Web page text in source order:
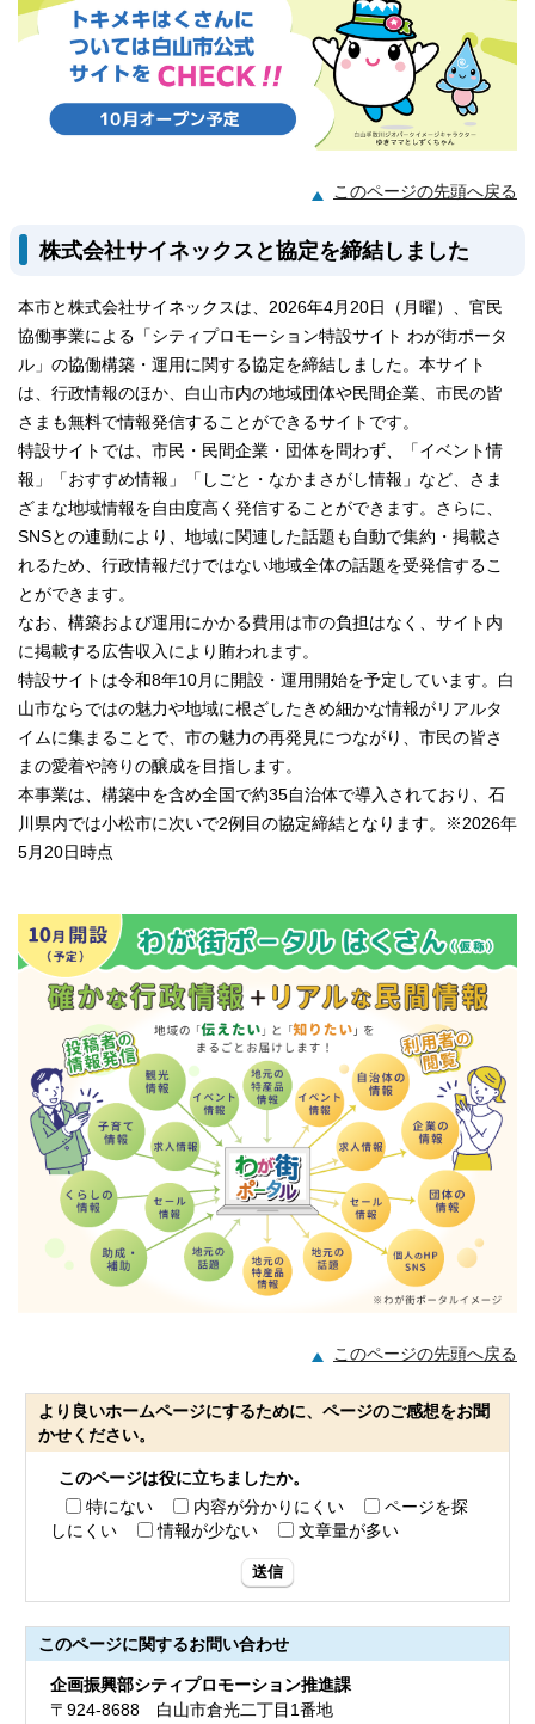
このページの先頭へ戻る
株式会社サイネックスと協定を締結しました
本市と株式会社サイネックスは、2026年4月20日（月曜）、官民
協働事業による「シティプロモーション特設サイト わが街ポータ
ル」の協働構築・運用に関する協定を締結しました。本サイト
は、行政情報のほか、白山市内の地域団体や民間企業、市民の皆
さまも無料で情報発信することができるサイトです。
特設サイトでは、市民・民間企業・団体を問わず、「イベント情
報」「おすすめ情報」「しごと・なかまさがし情報」など、さま
ざまな地域情報を自由度高く発信することができます。さらに、
SNSとの連動により、地域に関連した話題も自動で集約・掲載さ
れるため、行政情報だけではない地域全体の話題を受発信するこ
とができます。
なお、構築および運用にかかる費用は市の負担はなく、サイト内
に掲載する広告収入により賄われます。
特設サイトは令和8年10月に開設・運用開始を予定しています。白
山市ならではの魅力や地域に根ざしたきめ細かな情報がリアルタ
イムに集まることで、市の魅力の再発見につながり、市民の皆さ
まの愛着や誇りの醸成を目指します。
本事業は、構築中を含め全国で約35自治体で導入されており、石
川県内では小松市に次いで2例目の協定締結となります。※2026年
5月20日時点
このページの先頭へ戻る
より良いホームページにするために、ページのご感想をお聞
かせください。
このページは役に立ちましたか。
特にない
内容が分かりにくい
ページを探
しにくい
情報が少ない 文章量が多い
送信
このページに関するお問い合わせ
企画振興部シティプロモーション推進課
〒924-8688 白山市倉光二丁目1番地